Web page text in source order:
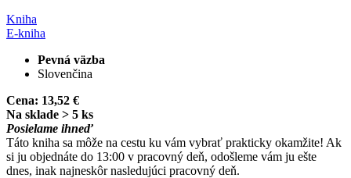
Kniha
E-kniha
Pevná väzba
Slovenčina
Cena: 13,52 €
Na sklade > 5 ks
Posielame ihneď
Táto kniha sa môže na cestu ku vám vybrať prakticky okamžite! Ak
si ju objednáte do 13:00 v pracovný deň, odošleme vám ju ešte
dnes, inak najneskôr nasledujúci pracovný deň.